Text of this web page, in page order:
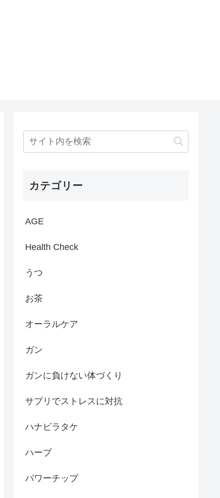
カテゴリー
AGE
Health Check
うつ
お茶
オーラルケア
ガン
ガンに負けない体づくり
サプリでストレスに対抗
ハナビラタケ
ハーブ
パワーチップ